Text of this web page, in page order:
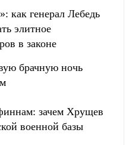
как генерал Лебедь
элитное
в законе
брачную ночь
зачем Хрущев
военной базы